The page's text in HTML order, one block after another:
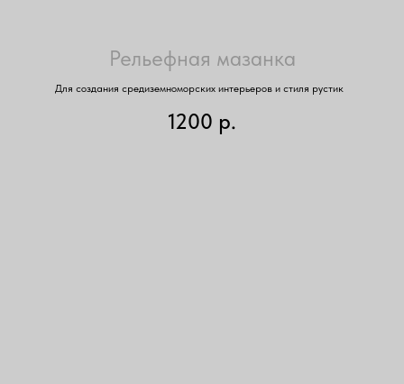
Рельефная мазанка
Для создания средиземноморских интерьеров и стиля рустик
1200 р.